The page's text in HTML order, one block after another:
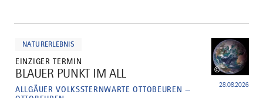
NATURERLEBNIS
EINZIGER TERMIN
5
BLAUER PUNKT IM ALL
ALLGÄUER VOLKSSTERNWARTE OTTOBEUREN —
28.08.2026
©